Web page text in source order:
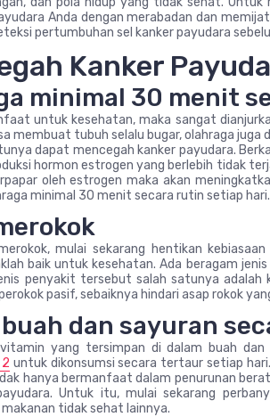
Anda dengan merabadan dan
pertumbuhan sel kanker payudara
Kanker
minimal 30 menit
untuk kesehatan, maka sangat
membuat tubuh selalu bugar, olahraga
dapat mencegah kanker payudara.
hormon estrogen yang berlebih tidak
oleh estrogen maka akan
minimal 30 menit secara rutin setiap hari.
mulai sekarang hentikan
baik untuk kesehatan. Ada beragam
penyakit tersebut salah satunya adalah
pasif, sebaiknya hindari asap rokok
buah dan sayuran
yang tersimpan di dalam buah dan
untuk dikonsumsi secara tertaur setiap
hanya bermanfaat dalam penurunan
Untuk itu, mulai sekarang
tidak sehat lainnya.